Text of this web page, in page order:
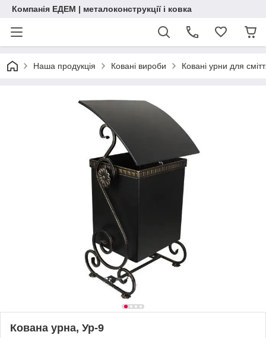
Компанія ЕДЕМ | металоконструкції і ковка
Наша продукція Ковані вироби Ковані урни для
Кована урна, Ур-9